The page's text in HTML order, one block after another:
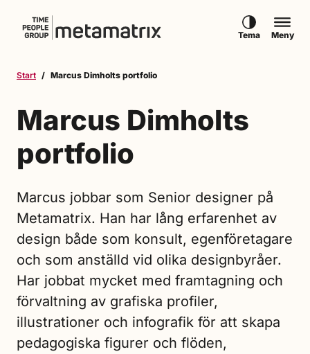
Hoppa till innehåll
Tema Meny
Start Marcus Dimholts portfolio
Marcus Dimholts
portfolio
Marcus jobbar som Senior designer på
Metamatrix. Han har lång erfarenhet av
design både som konsult, egenföretagare
och som anställd vid olika designbyråer.
Har jobbat mycket med framtagning och
förvaltning av grafiska profiler,
illustrationer och infografik för att skapa
pedagogiska figurer och flöden,